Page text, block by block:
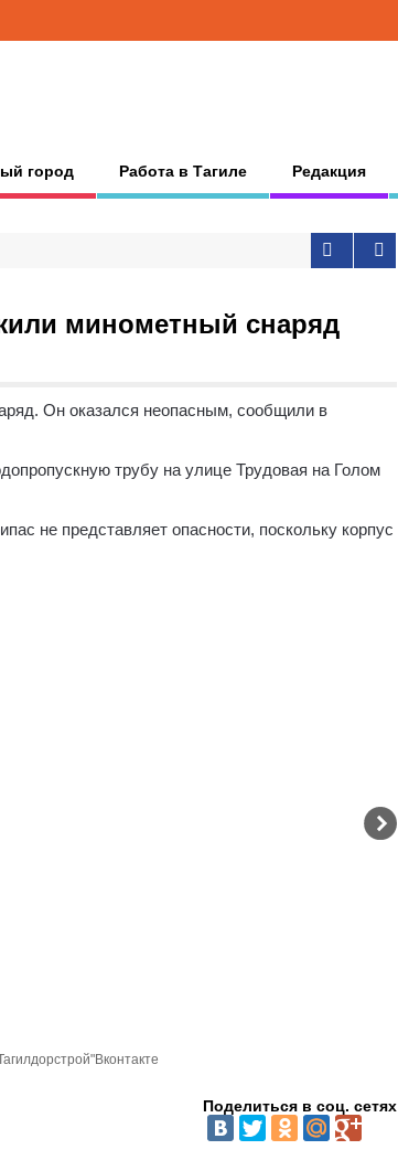
город Работа в Тагиле Редакция
минометный снаряд
Он оказался неопасным, сообщили в
трубу на улице Трудовая на Голом
не представляет опасности, поскольку корпус
Поделиться в соц. сетях